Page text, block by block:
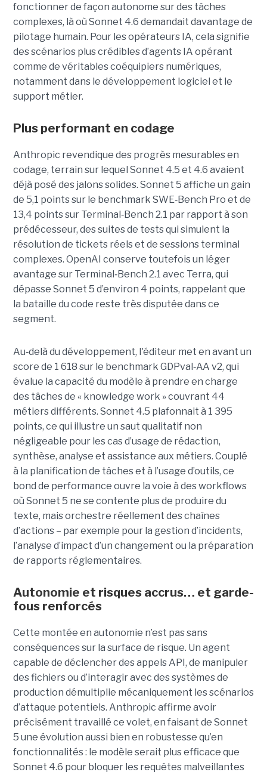
fonctionner de façon autonome sur des tâches
complexes, là où Sonnet 4.6 demandait davantage de
pilotage humain. Pour les opérateurs IA, cela signifie
des scénarios plus crédibles d’agents IA opérant
comme de véritables coéquipiers numériques,
notamment dans le développement logiciel et le
support métier.
Plus performant en codage
Anthropic revendique des progrès mesurables en
codage, terrain sur lequel Sonnet 4.5 et 4.6 avaient
déjà posé des jalons solides. Sonnet 5 affiche un gain
de 5,1 points sur le benchmark SWE‑Bench Pro et de
13,4 points sur Terminal‑Bench 2.1 par rapport à son
prédécesseur, des suites de tests qui simulent la
résolution de tickets réels et de sessions terminal
complexes. OpenAI conserve toutefois un léger
avantage sur Terminal‑Bench 2.1 avec Terra, qui
dépasse Sonnet 5 d’environ 4 points, rappelant que
la bataille du code reste très disputée dans ce
segment.
Au‑delà du développement, l'éditeur met en avant un
score de 1 618 sur le benchmark GDPval‑AA v2, qui
évalue la capacité du modèle à prendre en charge
des tâches de « knowledge work » couvrant 44
métiers différents. Sonnet 4.5 plafonnait à 1 395
points, ce qui illustre un saut qualitatif non
négligeable pour les cas d’usage de rédaction,
synthèse, analyse et assistance aux métiers. Couplé
à la planification de tâches et à l’usage d’outils, ce
bond de performance ouvre la voie à des workflows
où Sonnet 5 ne se contente plus de produire du
texte, mais orchestre réellement des chaînes
d’actions – par exemple pour la gestion d’incidents,
l’analyse d’impact d’un changement ou la préparation
de rapports réglementaires.
Autonomie et risques accrus… et garde-
fous renforcés
Cette montée en autonomie n’est pas sans
conséquences sur la surface de risque. Un agent
capable de déclencher des appels API, de manipuler
des fichiers ou d’interagir avec des systèmes de
production démultiplie mécaniquement les scénarios
d’attaque potentiels. Anthropic affirme avoir
précisément travaillé ce volet, en faisant de Sonnet
5 une évolution aussi bien en robustesse qu’en
fonctionnalités : le modèle serait plus efficace que
Sonnet 4.6 pour bloquer les requêtes malveillantes